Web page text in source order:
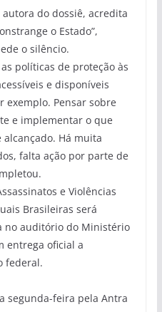
do dossiê, acredita
o Estado”,
o silêncio.
políticas de proteção às
e disponíveis
exemplo. Pensar sobre
e implementar o que
Há muita
falta ação por parte de
e Violências
Brasileiras será
no auditório do Ministério
entrega oficial a
federal.
segunda-feira pela Antra